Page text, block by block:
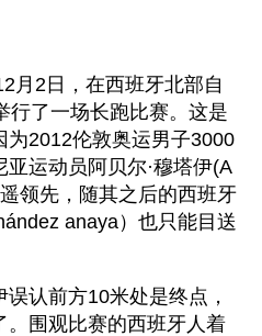
月2日，在西班牙北部自
行了一场长跑比赛。这是
为2012伦敦奥运男子3000
运动员阿贝尔·穆塔伊(A
领先，随其之后的西班牙
anaya）也只能目送
认前方10米处是终点，
。围观比赛的西班牙人着